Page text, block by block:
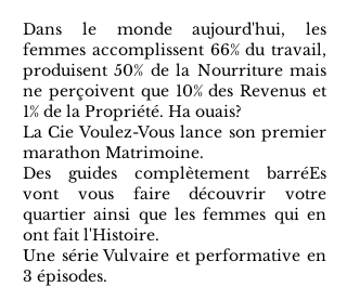
Dans le monde aujourd'hui, les
femmes accomplissent 66% du travail,
produisent 50% de la Nourriture mais
ne perçoivent que 10% des Revenus et
1% de la Propriété. Ha ouais?
La Cie Voulez-Vous lance son premier
marathon Matrimoine.
Des guides complètement barréEs
vont vous faire découvrir votre
quartier ainsi que les femmes qui en
ont fait l'Histoire.
Une série Vulvaire et performative en
3 épisodes.